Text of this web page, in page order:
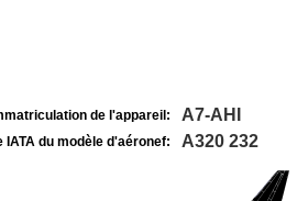
de l'appareil: A7-AHI
IATA du modèle d'aéronef: A320 232